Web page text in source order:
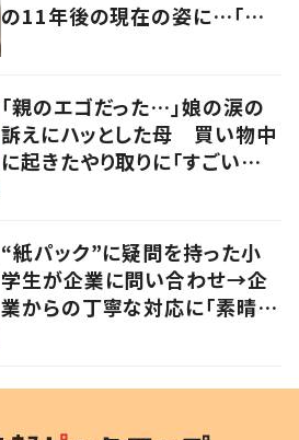
の11年後の現在の姿に…「ずっ
「親のエゴだった…」娘の涙の
訴えにハッとした母 買い物中
に起きたやり取りに「すごい分
“紙パック”に疑問を持った小
学生が企業に問い合わせ→企
業からの丁寧な対応に「素晴ら